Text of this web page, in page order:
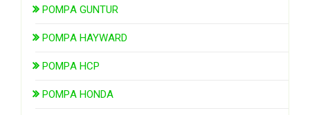
POMPA GUNTUR
POMPA HAYWARD
POMPA HCP
POMPA HONDA